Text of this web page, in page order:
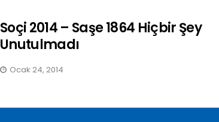
Soçi 2014 – Saşe 1864 Hiçbir Şey
Unutulmadı
Ocak 24, 2014